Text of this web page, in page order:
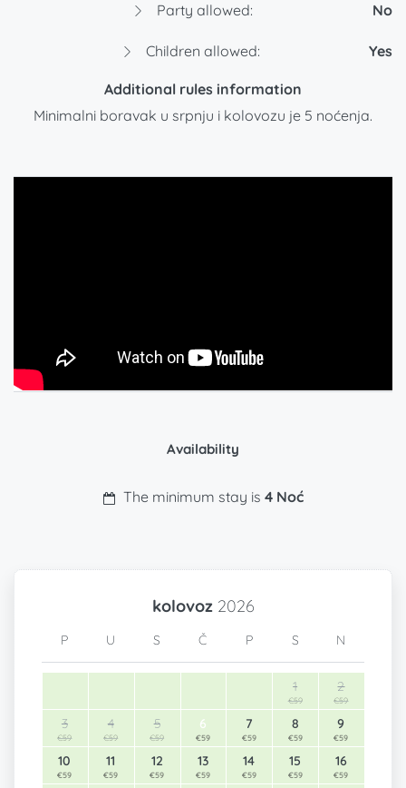
Party allowed: No
Children allowed: Yes
Additional rules information
Minimalni boravak u srpnju i kolovozu je 5 noćenja.
Availability
The minimum stay is 4 Noć
kolovoz 2026
P U S Č P S N
1
€59
2
€59
3
€59
4
€59
5
€59
6
€59
7
€59
8
€59
9
€59
10
€59
11
€59
12
€59
13
€59
14
€59
15
€59
16
€59